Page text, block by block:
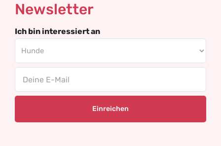
Newsletter
Ich bin interessiert an